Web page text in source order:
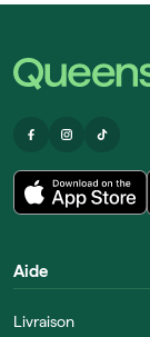
Aide
Livraison